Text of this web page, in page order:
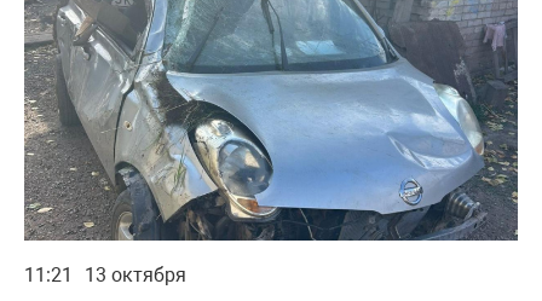
11:21 13 октября